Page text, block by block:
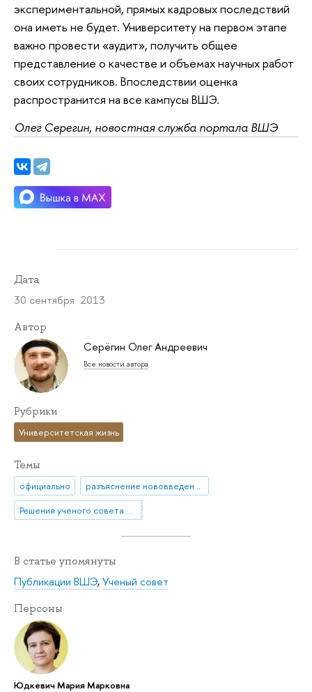
экспериментальной, прямых кадровых последствий
она иметь не будет. Университету на первом этапе
важно провести «аудит», получить общее
представление о качестве и объемах научных работ
своих сотрудников. Впоследствии оценка
распространится на все кампусы ВШЭ.
Олег Серегин, новостная служба портала ВШЭ
Дата
30 сентября 2013
Автор
Серёгин Олег Андреевич
Все новости автора
Рубрики
Университетская жизнь
Темы
официально
разъяснение нововведения
Решения ученого совета НИУ ВШЭ
В статье упомянуты
Публикации ВШЭ,Ученый совет
Персоны
Юдкевич Мария Марковна